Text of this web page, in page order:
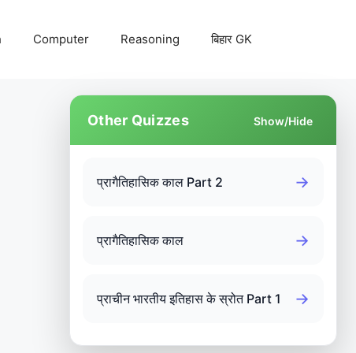
Computer Reasoning बिहार GK
Other Quizzes Show/Hide
प्रागैतिहासिक काल Part 2 →
प्रागैतिहासिक काल →
प्राचीन भारतीय इतिहास के स्रोत Part 1 →